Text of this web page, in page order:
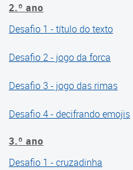
2022
das Aprendizagens
Cadernos de Avaliações
Cadernos Videoaulas
Cadernos Portfólio
2.º ano
Desafio 1 - título do texto
Desafio 2 - jogo da forca
Desafio 3 - jogo das rimas
Desafio 4 - decifrando emojis
3.º ano
Desafio 1 - cruzadinha